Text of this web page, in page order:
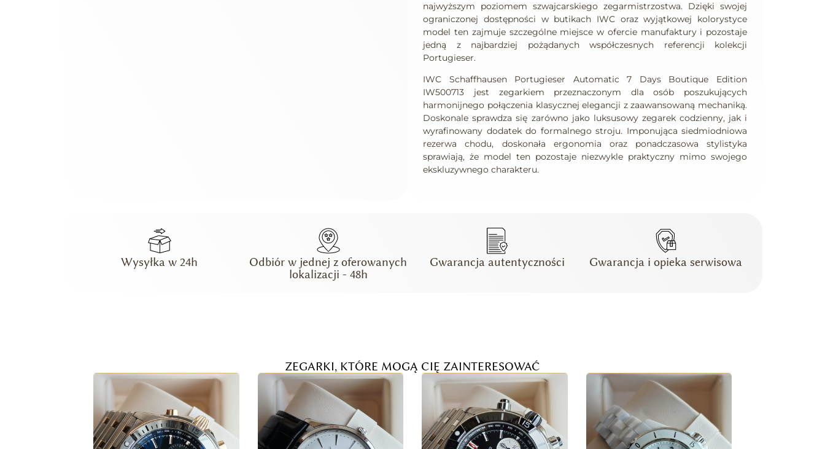
najwyższym poziomem szwajcarskiego zegarmistrzostwa. Dzięki swojej
ograniczonej dostępności w butikach IWC oraz wyjątkowej kolorystyce
model ten zajmuje szczególne miejsce w ofercie manufaktury i pozostaje
jedną z najbardziej pożądanych współczesnych referencji kolekcji
Portugieser.
IWC Schaffhausen Portugieser Automatic 7 Days Boutique Edition
IW500713 jest zegarkiem przeznaczonym dla osób poszukujących
harmonijnego połączenia klasycznej elegancji z zaawansowaną mechaniką.
Doskonale sprawdza się zarówno jako luksusowy zegarek codzienny, jak i
wyrafinowany dodatek do formalnego stroju. Imponująca siedmiodniowa
rezerwa chodu, doskonała ergonomia oraz ponadczasowa stylistyka
sprawiają, że model ten pozostaje niezwykle praktyczny mimo swojego
ekskluzywnego charakteru.
Wysyłka w 24h
Odbiór w jednej z oferowanych
lokalizacji - 48h
Gwarancja autentyczności Gwarancja i opieka serwisowa
ZEGARKI, KTÓRE MOGĄ CIĘ ZAINTERESOWAĆ